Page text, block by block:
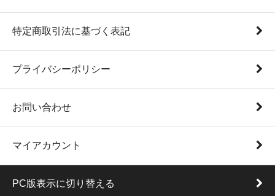
特定商取引法に基づく表記
プライバシーポリシー
お問い合わせ
マイアカウント
PC版表示に切り替える